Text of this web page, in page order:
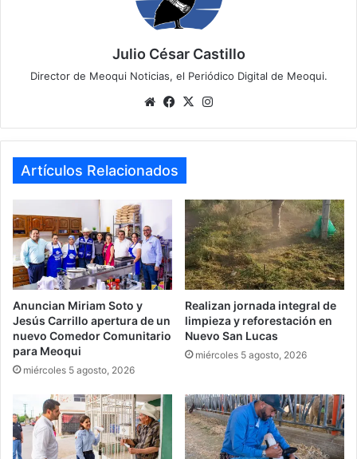
Julio César Castillo
Director de Meoqui Noticias, el Periódico Digital de Meoqui.
WebsiteFacebook
X
Artículos Relacionados
Anuncian Miriam Soto y
Jesús Carrillo apertura de un
nuevo Comedor Comunitario
para Meoqui
miércoles 5 agosto, 2026
Realizan jornada integral de
limpieza y reforestación en
Nuevo San Lucas
miércoles 5 agosto, 2026